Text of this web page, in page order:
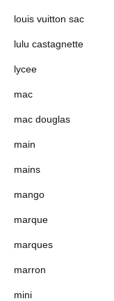
louis vuitton sac
lulu castagnette
lycee
mac
mac douglas
main
mains
mango
marque
marques
marron
mini